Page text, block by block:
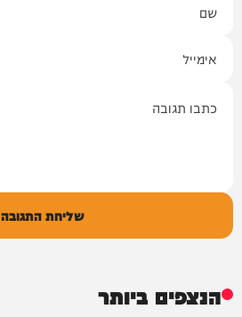
שליחת התגובה
הנצפים ביותר